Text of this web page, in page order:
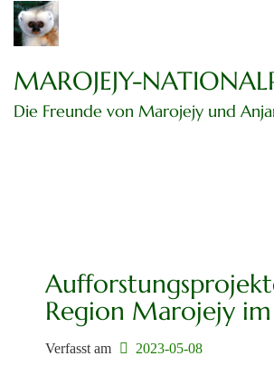
Zum
Inhalt
springen
MAROJEJY-
Die Freunde von Marojejy und
Region Marojejy
Verfasst am 2023-05-08